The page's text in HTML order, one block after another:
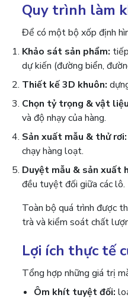
Quy trình làm
Để có một bộ xốp định
Khảo sát sản phẩm:
dự kiến (đường biển,
Thiết kế 3D khuôn:
Chọn tỷ trọng & vật
và độ nhạy của hàng.
Sản xuất mẫu & thử rơi:
chạy hàng loạt.
Duyệt mẫu & sản xuất
đều tuyệt đối giữa các lô.
Toàn bộ quá trình được
trà và kiểm soát chất
Lợi ích thực tế
Tổng hợp những giá trị
Ôm khít tuyệt đối: